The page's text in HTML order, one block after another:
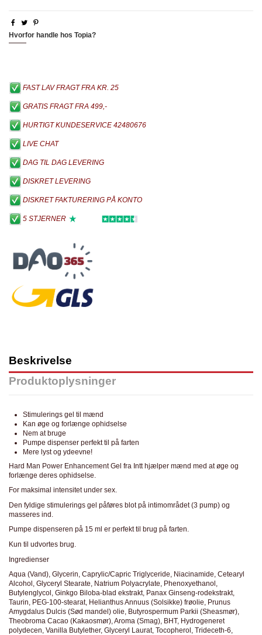
Hvorfor handle hos Topia?
FAST LAV FRAGT FRA KR. 25
GRATIS FRAGT FRA 499,-
HURTIGT KUNDESERVICE 42480676
LIVE CHAT
DAG TIL DAG LEVERING
DISKRET LEVERING
DISKRET FAKTURERING PÅ KONTO
5 STJERNER
Beskrivelse
Produktoplysninger
Stimulerings gel til mænd
Kan øge og forlænge ophidselse
Nem at bruge
Pumpe dispenser perfekt til på farten
Mere lyst og ydeevne!
Hard Man Power Enhancement Gel fra Intthjælper mænd med at øge og
forlænge deres ophidselse.
For maksimal intensitet under sex.
Den fyldige stimulerings gel påføres blot på intimområdet (3 pump) og
masseres ind.
Pumpe dispenseren på 15 ml er perfekt til brug på farten.
Kun til udvortes brug.
Ingredienser
Aqua (Vand), Glycerin, Caprylic/Capric Triglyceride, Niacinamide, Cetearyl
Alcohol , Glyceryl Stearate, Natrium Polyacrylate, Phenoxyethanol,
Butylenglycol , Ginkgo Biloba-blad ekstrakt, Panax Ginseng-rodekstrakt,
Taurin, PEG-100-stearat, Helianthus Annuus (Solsikke) frøolie, Prunus
Amygdalus Dulcis (Sød mandel) olie, Butyrospermum Parkii (Sheasmør),
Theobroma Cacao (Kakaosmør), Aroma (Smag), BHT, Hydrogeneret
polydecen, Vanilla Butylether, Glyceryl Laurat, Tocopherol, Trideceth-6,